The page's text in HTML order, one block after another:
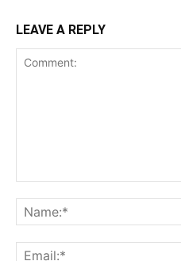
LEAVE A REPLY